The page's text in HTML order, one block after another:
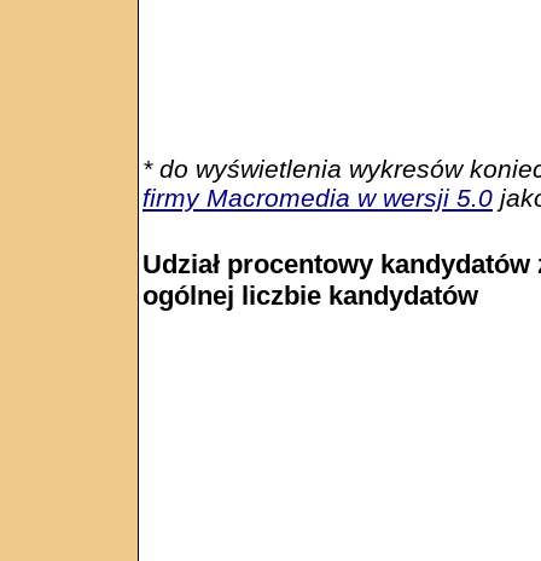
* do wyświetlenia wykresów
firmy Macromedia w wersji 5.0
Udział procentowy
ogólnej liczbie kandydatów